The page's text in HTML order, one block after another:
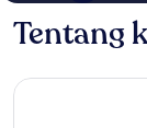
Tentang